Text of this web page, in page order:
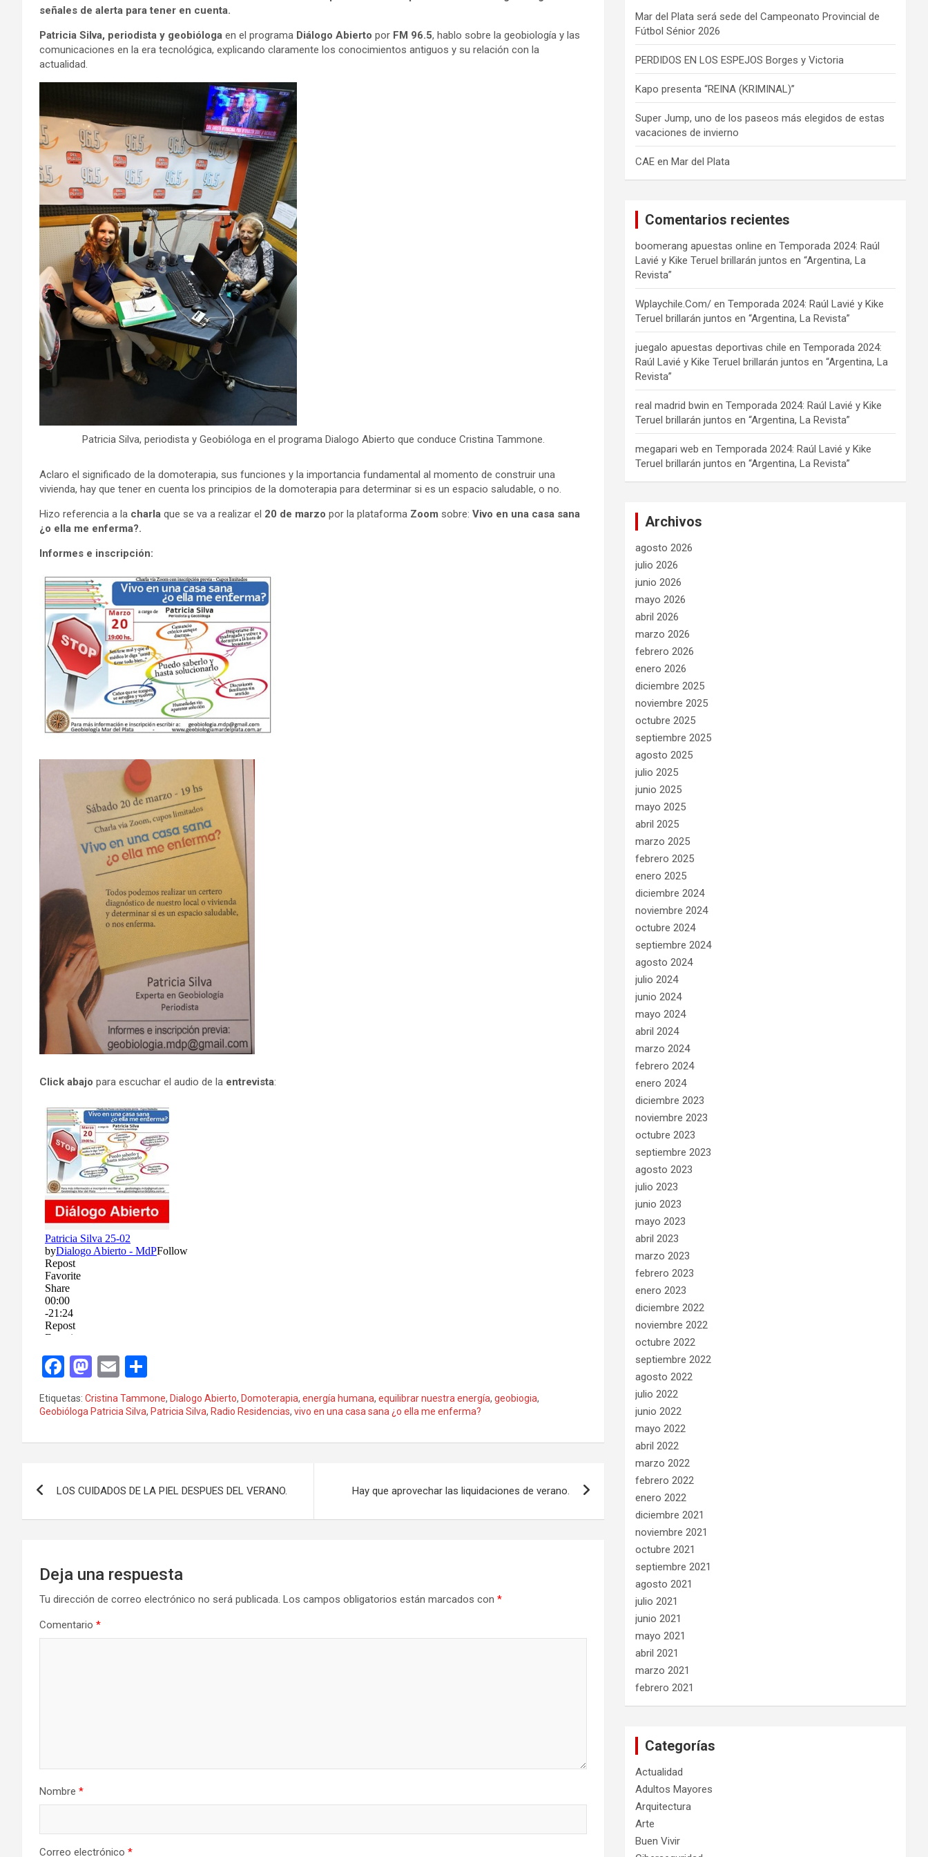
señales de alerta para tener en cuenta.
Patricia Silva, periodista y geobióloga en el programa Diálogo Abierto por FM 96.5, hablo sobre la geobiología y las
comunicaciones en la era tecnológica, explicando claramente los conocimientos antiguos y su relación con la
actualidad.
Patricia Silva, periodista y Geobióloga en el programa Dialogo Abierto que conduce Cristina Tammone.
Aclaro el significado de la domoterapia, sus funciones y la importancia fundamental al momento de construir una
vivienda, hay que tener en cuenta los principios de la domoterapia para determinar si es un espacio saludable, o no.
Hizo referencia a la charla que se va a realizar el 20 de marzo por la plataforma Zoom sobre: Vivo en una casa sana
¿o ella me enferma?.
Informes e inscripción:
Click abajo para escuchar el audio de la entrevista:
F
a
ce
k
M
a
st
n
E
m
ail m
Etiquetas: Cristina Tammone, Dialogo Abierto, Domoterapia, energía humana, equilibrar nuestra energía, geobiogia,
Geobióloga Patricia Silva, Patricia Silva, Radio Residencias, vivo en una casa sana ¿o ella me enferma?
LOS CUIDADOS DE LA PIEL DESPUES DEL VERANO. Hay que aprovechar las liquidaciones de verano.
Deja una respuesta
Tu dirección de correo electrónico no será publicada. Los campos obligatorios están marcados con *
Comentario *
Nombre *
Correo electrónico *
Mar del Plata será sede del Campeonato Provincial de
Fútbol Sénior 2026
PERDIDOS EN LOS ESPEJOS Borges y Victoria
Kapo presenta “REINA (KRIMINAL)”
Super Jump, uno de los paseos más elegidos de estas
vacaciones de invierno
CAE en Mar del Plata
Comentarios recientes
boomerang apuestas online enTemporada 2024: Raúl
Lavié y Kike Teruel brillarán juntos en “Argentina, La
Revista”
Wplaychile.Com/ enTemporada 2024: Raúl Lavié y Kike
Teruel brillarán juntos en “Argentina, La Revista”
juegalo apuestas deportivas chile enTemporada 2024:
Raúl Lavié y Kike Teruel brillarán juntos en “Argentina, La
Revista”
real madrid bwin enTemporada 2024: Raúl Lavié y Kike
Teruel brillarán juntos en “Argentina, La Revista”
megapari web enTemporada 2024: Raúl Lavié y Kike
Teruel brillarán juntos en “Argentina, La Revista”
Archivos
agosto 2026
julio 2026
junio 2026
mayo 2026
abril 2026
marzo 2026
febrero 2026
enero 2026
diciembre 2025
noviembre 2025
octubre 2025
septiembre 2025
agosto 2025
julio 2025
junio 2025
mayo 2025
abril 2025
marzo 2025
febrero 2025
enero 2025
diciembre 2024
noviembre 2024
octubre 2024
septiembre 2024
agosto 2024
julio 2024
junio 2024
mayo 2024
abril 2024
marzo 2024
febrero 2024
enero 2024
diciembre 2023
noviembre 2023
octubre 2023
septiembre 2023
agosto 2023
julio 2023
junio 2023
mayo 2023
abril 2023
marzo 2023
febrero 2023
enero 2023
diciembre 2022
noviembre 2022
octubre 2022
septiembre 2022
agosto 2022
julio 2022
junio 2022
mayo 2022
abril 2022
marzo 2022
febrero 2022
enero 2022
diciembre 2021
noviembre 2021
octubre 2021
septiembre 2021
agosto 2021
julio 2021
junio 2021
mayo 2021
abril 2021
marzo 2021
febrero 2021
Categorías
Actualidad
Adultos Mayores
Arquitectura
Arte
Buen Vivir